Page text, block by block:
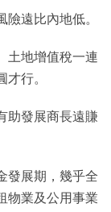
遠比內地低。
土地增值稅一連
行。
助發展商長遠賺
發展期，幾乎全
物業及公用事業